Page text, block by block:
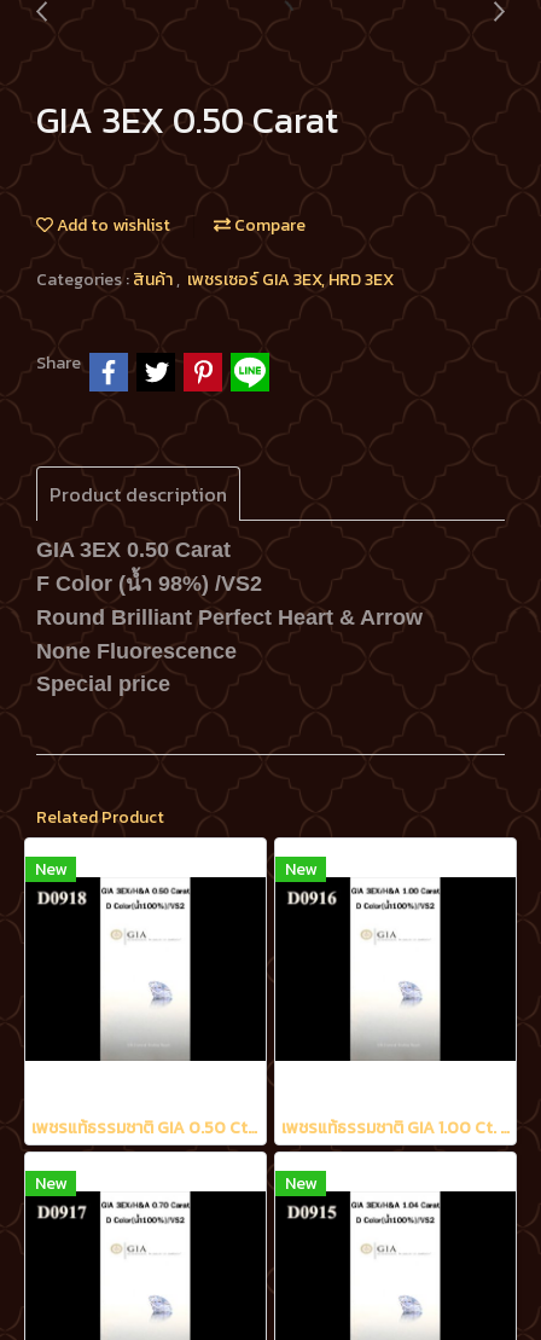
GIA 3EX 0.50 Carat
Add to wishlist Compare
Categories :สินค้า, เพชรเซอร์ GIA 3EX, HRD 3EX
Share
Product description
GIA 3EX 0.50 Carat
F Color (น้ำ 98%) /VS2
Round BrilliantPerfect Heart & Arrow
None Fluorescence
Special price
Related Product
New
เพชรแท้ธรรมชาติ GIA 0.50 Ct. D/VS2
New
เพชรแท้ธรรมชาติ GIA 1.00 Ct. D/VS2
New New